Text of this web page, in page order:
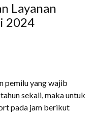
Layanan
2024
pemilu yang wajib
sekali, maka untuk
pada jam berikut